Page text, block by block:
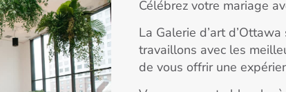
Célébrez votre mariage
La Galerie d’art
travaillons avec les
de vous offrir une